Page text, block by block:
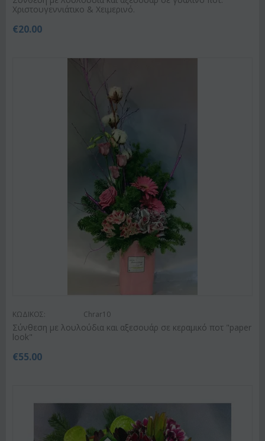
Χριστουγεννιάτικο & Χειμερινό.
€20.00
ΚΩΔΙΚΟΣ: Chrar10
Σύνθεση με λουλούδια και αξεσουάρ σε κεραμικό ποτ "paper
look"
€55.00